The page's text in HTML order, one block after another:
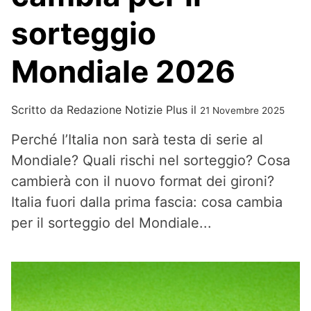
sorteggio
Mondiale 2026
Scritto da Redazione Notizie Plus il 21 Novembre 2025
Perché l’Italia non sarà testa di serie al
Mondiale? Quali rischi nel sorteggio? Cosa
cambierà con il nuovo format dei gironi?
Italia fuori dalla prima fascia: cosa cambia
per il sorteggio del Mondiale...